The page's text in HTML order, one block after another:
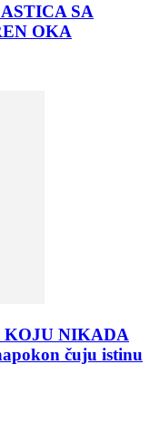
SA
OKA
KOJU NIKADA
čuju istinu